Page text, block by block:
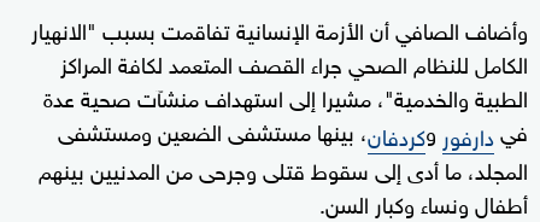
وأضاف الصافي أن الأزمة الإنسانية تفاقمت بسبب "الانهيار
الكامل للنظام الصحي جراء القصف المتعمد لكافة المراكز
الطبية والخدمية"، مشيرا إلى استهداف منشآت صحية عدة
فيدارفور وكردفان، بينها مستشفى الضعين ومستشفى
المجلد، ما أدى إلى سقوط قتلى وجرحى من المدنيين بينهم
أطفال ونساء وكبار السن.